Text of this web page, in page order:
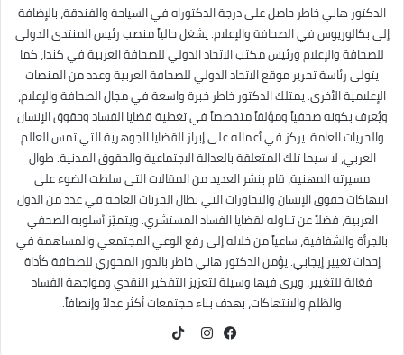
الدكتور هاني خاطر حاصل على درجة الدكتوراه في السياحة والفندقة، بالإضافة
إلى بكالوريوس في الصحافة والإعلام. يشغل حالياً منصب رئيس المنتدى الدولى
للصحافة والإعلام ورئيس مكتب الاتحاد الدولي للصحافة العربية في كندا، كما
يتولى رئاسة تحرير موقع الاتحاد الدولي للصحافة العربية وعدد من المنصات
الإعلامية الأخرى. يمتلك الدكتور خاطر خبرة واسعة في مجال الصحافة والإعلام،
ويُعرف بكونه صحفياً ومؤلفاً متخصصاً في تغطية قضايا الفساد وحقوق الإنسان
والحريات العامة. يركز في أعماله على إبراز القضايا الجوهرية التي تمس العالم
العربي، لا سيما تلك المتعلقة بالعدالة الاجتماعية والحقوق المدنية. طوال
مسيرته المهنية، قام بنشر العديد من المقالات التي سلطت الضوء على
انتهاكات حقوق الإنسان والتجاوزات التي تطال الحريات العامة في عدد من الدول
العربية، فضلاً عن تناوله لقضايا الفساد المستشري. ويتميّز أسلوبه الصحفي
بالجرأة والشفافية، ساعياً من خلاله إلى رفع الوعي المجتمعي والمساهمة في
إحداث تغيير إيجابي. يؤمن الدكتور هاني خاطر بالدور المحوري للصحافة كأداة
فعّالة للتغيير، ويرى فيها وسيلة لتعزيز التفكير النقدي ومواجهة الفساد
والظلم والانتهاكات، بهدف بناء مجتمعات أكثر عدلاً وإنصافاً.